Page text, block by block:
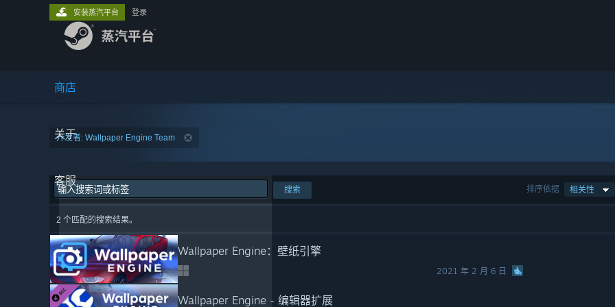
商店
关于
客服
安装蒸汽平台 登录
开发者: Wallpaper Engine Team
排序依据 相关性
搜索
2 个匹配的搜索结果。
Wallpaper Engine：壁纸引擎
2021 年 2 月 6 日
Wallpaper Engine - 编辑器扩展